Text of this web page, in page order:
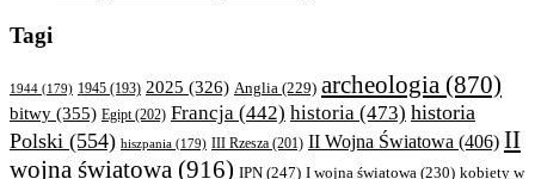
Tagi
1944 (179) 1945 (193) 2025 (326) Anglia (229) archeologia (870)
bitwy (355) Egipt(202) Francja (442) historia (473) historia
Polski (554) hiszpania (179) III Rzesza (201) II Wojna Światowa (406) II
wojna światowa (916) IPN (247) I wojna światowa (230) kobiety w